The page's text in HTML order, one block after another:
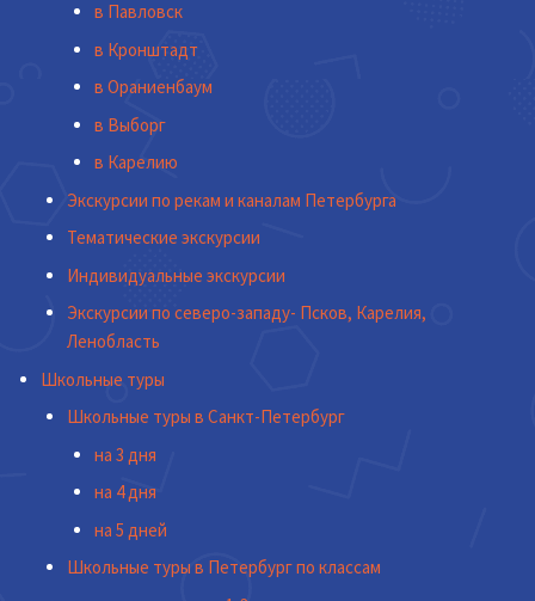
в Павловск
в Кронштадт
в Ораниенбаум
в Выборг
в Карелию
Экскурсии по рекам и каналам Петербурга
Тематические экскурсии
Индивидуальные экскурсии
Экскурсии по северо-западу- Псков, Карелия,
Ленобласть
Школьные туры
Школьные туры в Санкт-Петербург
на 3 дня
на 4 дня
на 5 дней
Школьные туры в Петербург по классам